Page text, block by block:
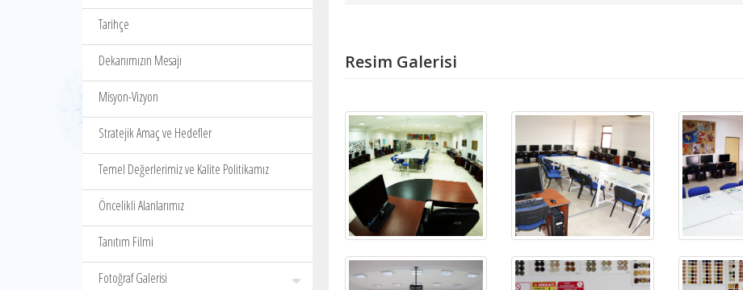
Tarihçe
Dekanımızın Mesajı
Misyon-Vizyon
Stratejik Amaç ve Hedefler
Temel Değerlerimiz ve Kalite Politikamız
Öncelikli Alanlarımız
Tanıtım Filmi
Fotoğraf Galerisi
Resim Galerisi